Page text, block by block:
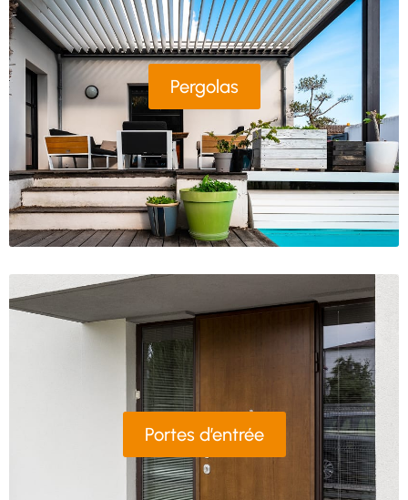
Pergolas
Portes d’entrée